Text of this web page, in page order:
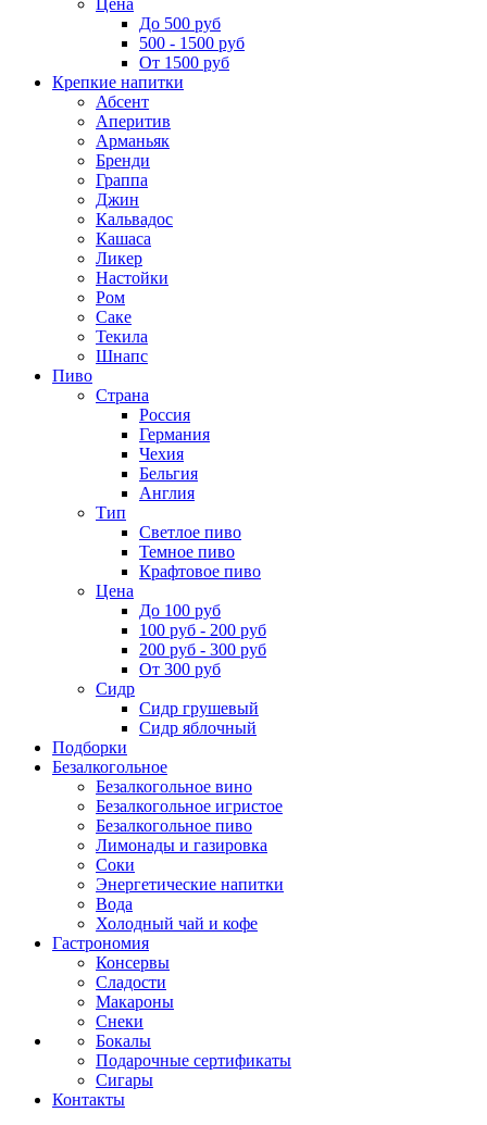
До 500 руб
500 - 1500 руб
От 1500 руб
Крепкие напитки
Абсент
Аперитив
Арманьяк
Бренди
Граппа
Джин
Кальвадос
Кашаса
Ликер
Настойки
Ром
Саке
Текила
Шнапс
Пиво
Страна
Россия
Германия
Чехия
Бельгия
Англия
Тип
Светлое пиво
Темное пиво
Крафтовое пиво
Цена
До 100 руб
100 руб - 200 руб
200 руб - 300 руб
От 300 руб
Сидр
Сидр грушевый
Сидр яблочный
Подборки
Безалкогольное
Безалкогольное вино
Безалкогольное игристое
Безалкогольное пиво
Лимонады и газировка
Соки
Энергетические напитки
Вода
Холодный чай и кофе
Гастрономия
Консервы
Сладости
Макароны
Снеки
Бокалы
Подарочные сертификаты
Сигары
Контакты